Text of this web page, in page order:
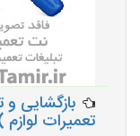
بازگشایی
تعمیرات لوازم